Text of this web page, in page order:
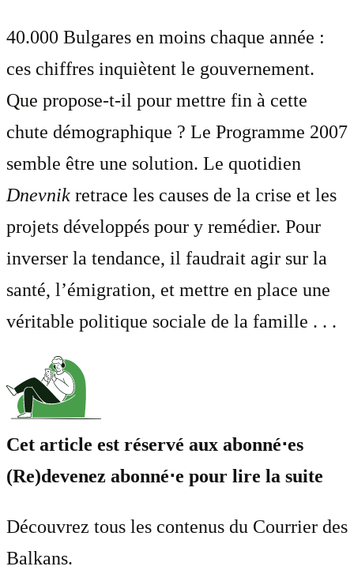
40.000 Bulgares en moins chaque année :
ces chiffres inquiètent le gouvernement.
Que propose-t-il pour mettre fin à cette
chute démographique ? Le Programme 2007
semble être une solution. Le quotidien
Dnevnik retrace les causes de la crise et les
projets développés pour y remédier. Pour
inverser la tendance, il faudrait agir sur la
santé, l’émigration, et mettre en place une
véritable politique sociale de la famille . . .
Cet article est réservé aux abonné⋅es
(Re)devenez abonné⋅e pour lire la suite
Découvrez tous les contenus du Courrier des
Balkans.